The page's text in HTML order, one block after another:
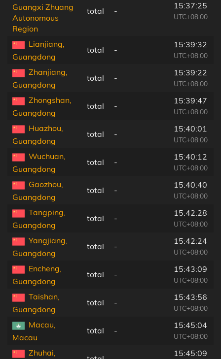
Guangxi Zhuang
Autonomous
Region
total -
15:37:25
UTC+08:00
Lianjiang,
Guangdong
total -
15:39:32
UTC+08:00
Zhanjiang,
Guangdong
total -
15:39:22
UTC+08:00
Zhongshan,
Guangdong
total -
15:39:47
UTC+08:00
Huazhou,
Guangdong
total -
15:40:01
UTC+08:00
Wuchuan,
Guangdong
total -
15:40:12
UTC+08:00
Gaozhou,
Guangdong
total -
15:40:40
UTC+08:00
Tangping,
Guangdong
total -
15:42:28
UTC+08:00
Yangjiang,
Guangdong
total -
15:42:24
UTC+08:00
Encheng,
Guangdong
total -
15:43:09
UTC+08:00
Taishan,
Guangdong
total -
15:43:56
UTC+08:00
Macau,
Macau
total -
15:45:04
UTC+08:00
Zhuhai, 15:45:09